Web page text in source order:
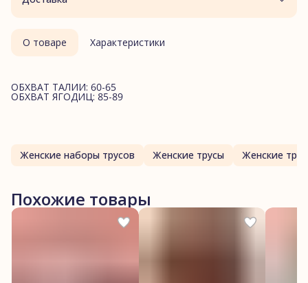
О товаре Характеристики
ОБХВАТ ТАЛИИ: 60-65
ОБХВАТ ЯГОДИЦ: 85-89
Женские наборы трусов Женские трусы Женские
Похожие товары